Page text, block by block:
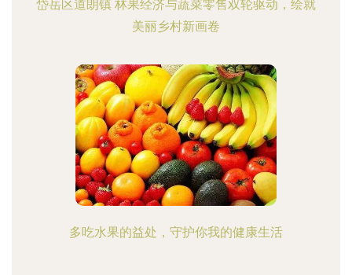
岱岳区道朗镇 林果经济与蔬菜零售双轮驱动，绘就
美丽乡村新画卷
多吃水果的益处，守护你我的健康生活